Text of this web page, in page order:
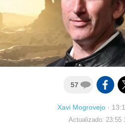
57
Xavi Mogrovejo·
Actualizado: 23:55